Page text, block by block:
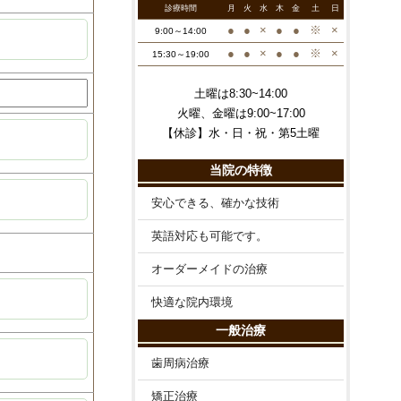
診療時間 月 火 水 木 金 土 日
9:00～14:00 ● ● × ● ● ※ ×
15:30～19:00 ● ● × ● ● ※ ×
土曜は8:30~14:00
火曜、金曜は9:00~17:00
【休診】水・日・祝・第5土曜
当院の特徴
安心できる、確かな技術
英語対応も可能です。
オーダーメイドの治療
快適な院内環境
一般治療
歯周病治療
矯正治療